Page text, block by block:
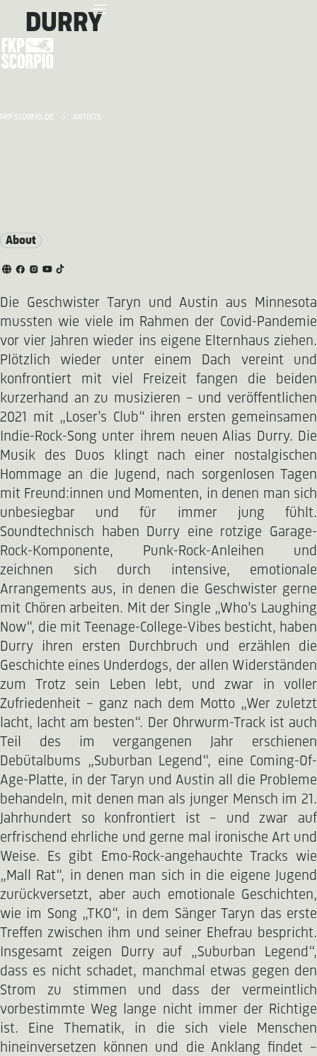
FKP SCORPIO.DE ARTISTS
DURRY
About
Die Geschwister Taryn und Austin aus Minnesota
mussten wie viele im Rahmen der Covid-Pandemie
vor vier Jahren wieder ins eigene Elternhaus ziehen.
Plötzlich wieder unter einem Dach vereint und
konfrontiert mit viel Freizeit fangen die beiden
kurzerhand an zu musizieren – und veröffentlichen
2021 mit „Loser’s Club“ ihren ersten gemeinsamen
Indie-Rock-Song unter ihrem neuen Alias Durry. Die
Musik des Duos klingt nach einer nostalgischen
Hommage an die Jugend, nach sorgenlosen Tagen
mit Freund:innen und Momenten, in denen man sich
unbesiegbar und für immer jung fühlt.
Soundtechnisch haben Durry eine rotzige Garage-
Rock-Komponente, Punk-Rock-Anleihen und
zeichnen sich durch intensive, emotionale
Arrangements aus, in denen die Geschwister gerne
mit Chören arbeiten. Mit der Single „Who’s Laughing
Now“, die mit Teenage-College-Vibes besticht, haben
Durry ihren ersten Durchbruch und erzählen die
Geschichte eines Underdogs, der allen Widerständen
zum Trotz sein Leben lebt, und zwar in voller
Zufriedenheit – ganz nach dem Motto „Wer zuletzt
lacht, lacht am besten“. Der Ohrwurm-Track ist auch
Teil des im vergangenen Jahr erschienen
Debütalbums „Suburban Legend“, eine Coming-Of-
Age-Platte, in der Taryn und Austin all die Probleme
behandeln, mit denen man als junger Mensch im 21.
Jahrhundert so konfrontiert ist – und zwar auf
erfrischend ehrliche und gerne mal ironische Art und
Weise. Es gibt Emo-Rock-angehauchte Tracks wie
„Mall Rat“, in denen man sich in die eigene Jugend
zurückversetzt, aber auch emotionale Geschichten,
wie im Song „TKO“, in dem Sänger Taryn das erste
Treffen zwischen ihm und seiner Ehefrau bespricht.
Insgesamt zeigen Durry auf „Suburban Legend“,
dass es nicht schadet, manchmal etwas gegen den
Strom zu stimmen und dass der vermeintlich
vorbestimmte Weg lange nicht immer der Richtige
ist. Eine Thematik, in die sich viele Menschen
hineinversetzen können und die Anklang findet –